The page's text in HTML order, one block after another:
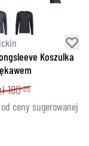
Koszulka
180 35
ceny sugerowanej